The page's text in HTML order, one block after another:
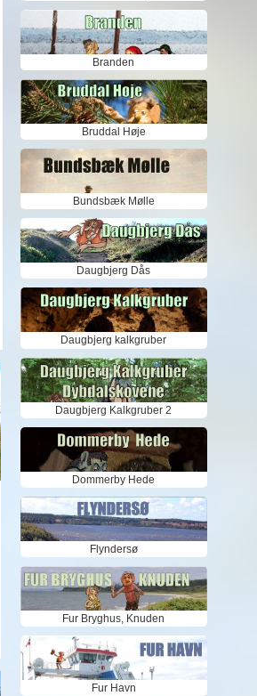
Branden
Bruddal Høje
Bundsbæk Mølle
Daugbjerg Dås
Daugbjerg kalkgruber
Daugbjerg Kalkgruber 2
Dommerby Hede
Flyndersø
Fur Bryghus, Knuden
Fur Havn